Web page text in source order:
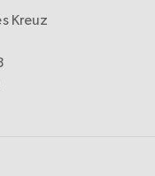
Kreuz